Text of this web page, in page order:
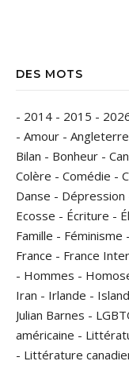
DES MOTS
- 2014 - 2015 -
- Amour - Angleterre
Bilan - Bonheur -
Colère - Comédie -
Danse - Dépression
Ecosse - Écriture -
Famille - Féminisme -
France - France Inter
- Hommes -
Iran - Irlande -
Julian Barnes -
américaine -
- Littérature